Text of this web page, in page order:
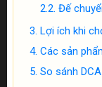
Đế
Lợi ích khi
Các sản
So sánh